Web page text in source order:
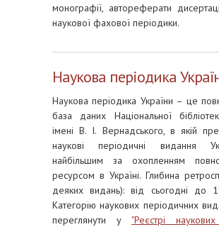
монографії, автореферати
наукової фахової періодики.
Наукова періодика
Наукова періодика України – це
база даних Національної
імені В. І. Вернадського, в якій
наукові періодичні видання
найбільшим за охопленням
ресурсом в Україні. Глибина
деяких видань): від сьогодні до
Категорію наукових періодичних
переглянути у "Реєстрі